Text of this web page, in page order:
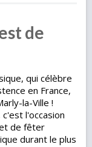
de
qui célèbre
en France,
la-Ville !
l'occasion
de fêter
durant le plus